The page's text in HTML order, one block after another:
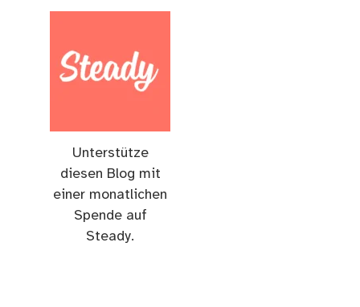
Unterstütze
diesen Blog mit
einer monatlichen
Spende auf
Steady.